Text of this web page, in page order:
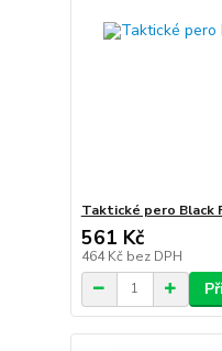
Taktické pero Black
561 Kč
464 Kč bez DPH